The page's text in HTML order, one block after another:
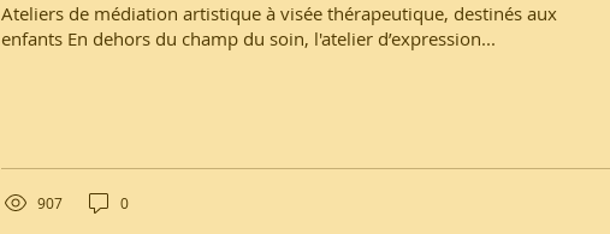
Ateliers de médiation artistique à visée thérapeutique, destinés aux
enfants En dehors du champ du soin, l'atelier d’expression...
907 0